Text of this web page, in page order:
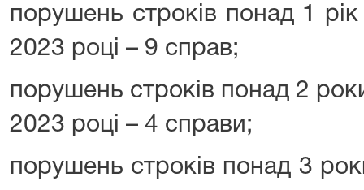
порушень строків понад 1
2023 році – 9 справ;
порушень строків понад 2
2023 році – 4 справи;
порушень строків понад 3